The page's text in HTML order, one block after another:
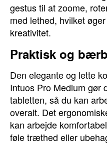
gestus til at zoome,
med lethed, hvilket
kreativitet.
Praktisk og
Den elegante og lette
Intuos Pro Medium gør
tabletten, så du kan
overalt. Det
kan arbejde
føle træthed eller